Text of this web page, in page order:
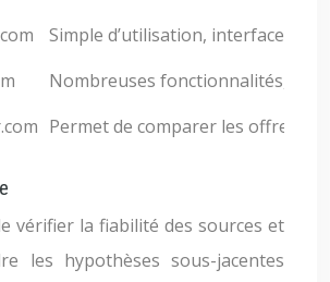
Simple d’utilisation, interface
Nombreuses fonctionnalités,
Permet de comparer les offres
vérifier la fiabilité des sources et
les hypothèses sous-jacentes